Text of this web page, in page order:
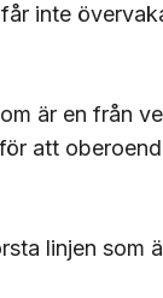
inte
är en från
att
linjen som